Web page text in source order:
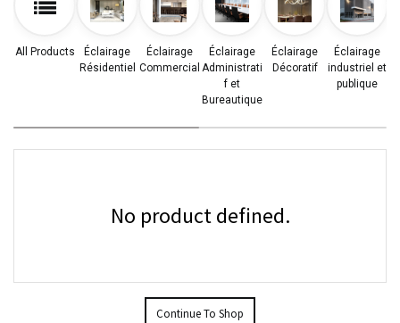
All Products
Éclairage
Résidentiel
Éclairage
Commercial
Éclairage
Administrati
f et
Bureautique
Éclairage
Décoratif
Éclairage
industriel et
publique
No product defined.
Continue To Shop